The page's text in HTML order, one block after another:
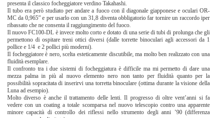
presenta il classico focheggiatore verdino Takahashi.
Il tubo era però studiato per andare a fuoco con il diagonale giapponese e oculari OR-
MC da 0,965” e per usarlo con un 31,8 diventa obbligatorio far tornire un raccordo iper
ribassato che ne consenta il raggiungimento del fuoco.
Il nuovo FC100-DL è invece molto corto e dotato di una serie di tubi di prolunga che gli
permettono di ospitare treni ottici diversi (dalle torrette binoculari agli accessori da 1
pollice e 1/4 e 2 pollici più moderni).
Il focheggiatore è nero, scelta esteticamente discutibile, ma molto ben realizzato con una
fluidità esemplare.
Il confronto tra i due sistemi di focheggiatura è difficile ma mi permetto di dare una
mezza palma in più al nuovo elemento nero non tanto per fluidità quanto per la
possibilità sopracitata di inserirvi una torretta binoculare (ottima durante la visione della
Luna ad esempio).
Molto diverso è anche il trattamento delle lenti. Il progresso di oltre vent’anni si fa
vedere con un coating a totale scomparsa nel nuovo telescopio contro una apparente
minore capacità di controllo dei riflessi nello strumento degli anni ’90 (differenza